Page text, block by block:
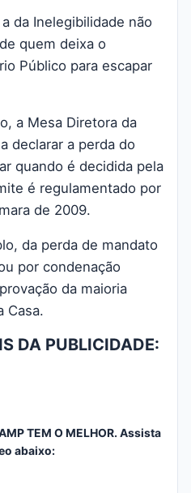
da Inelegibilidade não
quem deixa o
Público para escapar
a Mesa Diretora da
declarar a perda do
quando é decidida pela
é regulamentado por
de 2009.
da perda de mandato
por condenação
da maioria
Casa.
DA PUBLICIDADE:
TEM O MELHOR. Assista
abaixo: